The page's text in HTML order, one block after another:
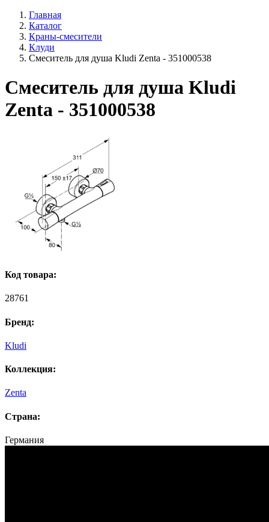
Главная
Каталог
Краны-смесители
Клуди
Смеситель для душа Kludi Zenta - 351000538
Смеситель для душа Kludi
Zenta - 351000538
Код товара:
28761
Бренд:
Kludi
Коллекция:
Zenta
Страна:
Германия